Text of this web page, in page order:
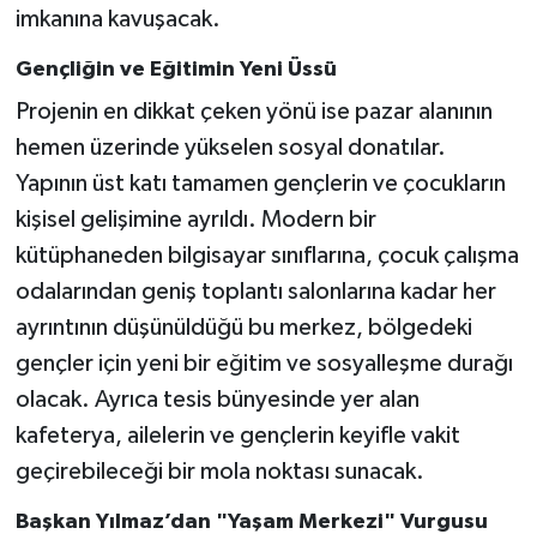
imkanına kavuşacak.
Gençliğin ve Eğitimin Yeni Üssü
Projenin en dikkat çeken yönü ise pazar alanının
hemen üzerinde yükselen sosyal donatılar.
Yapının üst katı tamamen gençlerin ve çocukların
kişisel gelişimine ayrıldı. Modern bir
kütüphaneden bilgisayar sınıflarına, çocuk çalışma
odalarından geniş toplantı salonlarına kadar her
ayrıntının düşünüldüğü bu merkez, bölgedeki
gençler için yeni bir eğitim ve sosyalleşme durağı
olacak. Ayrıca tesis bünyesinde yer alan
kafeterya, ailelerin ve gençlerin keyifle vakit
geçirebileceği bir mola noktası sunacak.
Başkan Yılmaz’dan "Yaşam Merkezi" Vurgusu